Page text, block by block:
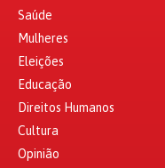
Saúde
Mulheres
Eleições
Educação
Direitos Humanos
Cultura
Opinião